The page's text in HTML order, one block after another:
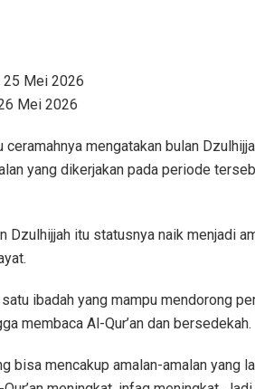
25 Mei 2026
Mei 2026
mengatakan bulan
yang dikerjakan pada periode
Dzulhijjah itu statusnya naik menjadi
ibadah yang mampu mendorong
membaca Al-Qur’an dan bersedekah.
bisa mencakup amalan-amalan yang